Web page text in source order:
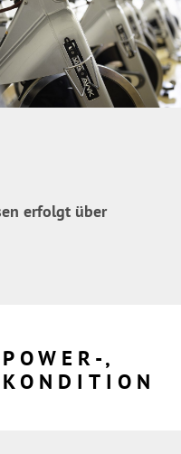
erfolgt über
,